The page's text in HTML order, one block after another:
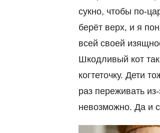
сукно, чтобы по-
берёт верх, и я
всей своей
Шкодливый кот
когтеточку. Дети
раз переживать
невозможно. Да и